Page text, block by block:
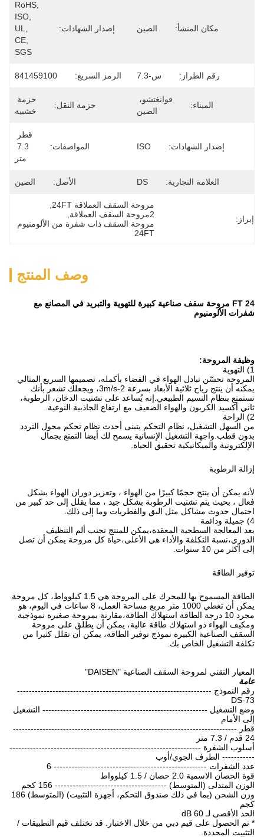
مكان المنشأ: الصين إصدار الشهادات:
RoHS,
ISO,
UL,
CE,
SGS
رقم الطراز: س-7.3 الرمز السريع: 841459100
الميناء:
الصين
حزمة النقل:
خشبية
إصدار الشهادات: ISO المواصفات:
متر
العلامة التجارية: DS الأصل: الصين
إبراز:
مروحة السقف العملاقة 24FT
2مروحة السقف العملاقة
24FT
وصف المنتج
24 FT مروحة سقف صناعية كبيرة للتهوية والتبريد في المصانع مع
شفرات الألومنيوم
وظيفة المروحة:
1) التهوية
المروحة تحسّن تبادل الهواء في الفضاء بأكمله، تصميمها السريع المثالي
يمكنه أن ينتج رياح ثلاثية الأبعاد بسرعة 2-3m/s، ويجعلك تشعر بأنك
تستمتع بنظام النسيم الطبيعي.إنه يُساعد على تشتيت الدخان، الرطوبة،
ثاني أكسيد الكربون والهواء الضعيف مع ارتفاع الجاذبية النوعية.
2) الراحة
من السهل التشغيل، نظام التحكم يتبنى أحدث نظام تحكم محول التردد
بدون قطب.واجهة التشغيل الإنسانية يسمح لك أيضا التمتع بجمال
الإلكترونية والميكانيكية تحقيق الحياة.
إزالة الرطوبة
لأنه يمكن أن ينتج حجمًا كبيرًا من الهواء ، وتعزيز دوران الهواء بشكل
فعال ، بحيث يتم تشتيت الرطوبة بشكل جيد ، مما يقلل إلى حد كبير من
احتمال حدوث مشاكل مثل البق والفطريات وما إلى ذلك.
4) جميلة ودائمة
بعد المعالجة السطحية المعقدة،يمكن للمنتج تجنب ألم التنظيف
الدوري،نسبة التكلفة والأداء هي الأعلى،حياة كل مروحة يمكن أن تصل
إلى أكثر من 10 سنوات.
توفير الطاقة
الطاقة المسموح بها للمحرك على المروحة هي 1.5 كيلوواط، كل مروحة
يمكن أن تغطي 1000 متر مربع مساحة العمل، 8 ساعات في اليوم، هو
مجرد 10 درجة الطاقة استهلاك الطاقة،مقارنة بمروحة صغيرة نموذجية
ومكيف الهواء ذو استهلاك طاقة عالية، يمكن أن يطلق على مروحة
السقف الصناعية الكبيرة نموذج توفير الطاقة، يمكن أن تقلل كثيرا من
تكلفة التشغيل الخاص بك.
المعيار التقني لمروحة السقف الصناعية "DAISEN"
عامة
رقم النموذج ------------------------------------------------------------------
DS-73
وضع التشغيل -------------------------------------------------------- التشغيل
إلى الأمام
قطر ----------------------------------------------------------------------------
24 قدم / 7.3 متر
أسلوب الشفرة -----------------------------------------------------------------
----------- الطرف الجوي/أوب
عدد الشفرات ---------------------------------------------------- 6
قوة الحصان الاسمية 2.0 حصان / 1.5 كيلوواط
الوزن المتدلى (المتوسط) -------------------------------------- 156 كجم
وزن الشحن (بما في ذلك صندوق التحكم، أجهزة التثبيت) (المتوسط) 186
كجم
الحد الأقصى لـ 60 dB
* تم الحصول على قيم دبي من خلال الاختبار. قد تختلف قيم التطبيقات /
التثبيت المحددة.